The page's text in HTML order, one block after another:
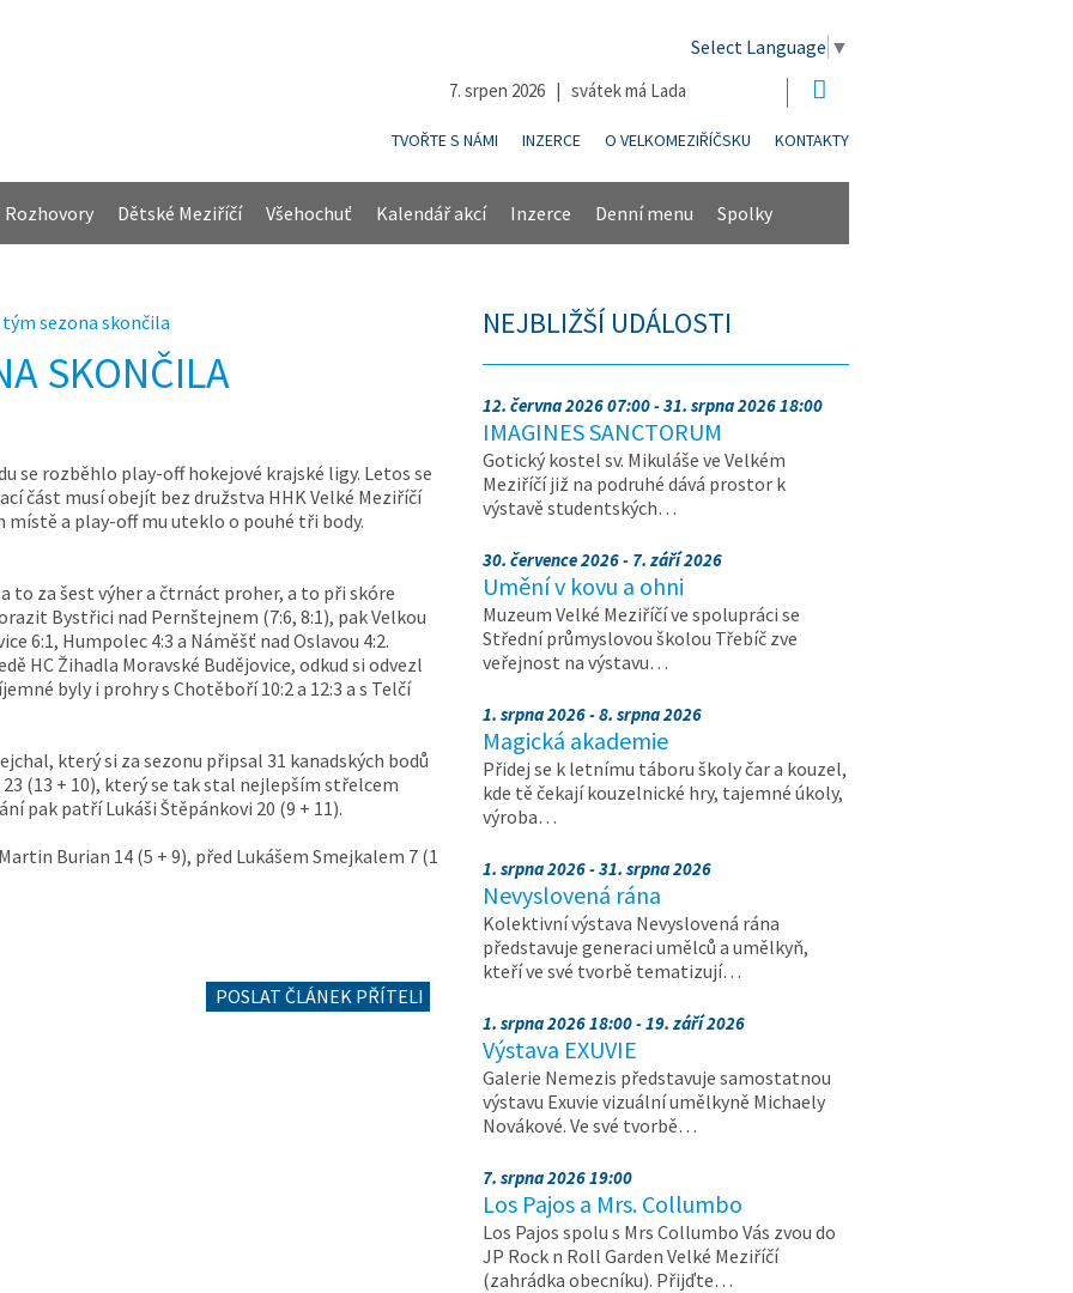
Select Language ▼
7. srpen 2026 | svátek má Lada
TVOŘTE S NÁMI INZERCE O VELKOMEZIŘÍČSKU KONTAKTY
Rozhovory Dětské Meziříčí Všehochuť Kalendář akcí Inzerce Denní menu Spolky
tým sezona skončila
SKONČILA
se rozběhlo play-off hokejové krajské ligy. Letos se
část musí obejít bez družstva HHK Velké Meziříčí
místě a play-off mu uteklo o pouhé tři body.
to za šest výher a čtrnáct proher, a to při skóre
Bystřici nad Pernštejnem (7:6, 8:1), pak Velkou
6:1, Humpolec 4:3 a Náměšť nad Oslavou 4:2.
HC Žihadla Moravské Budějovice, odkud si odvezl
byly i prohry s Chotěboří 10:2 a 12:3 a s Telčí
který si za sezonu připsal 31 kanadských bodů
(13 + 10), který se tak stal nejlepším střelcem
pak patří Lukáši Štěpánkovi 20 (9 + 11).
Burian 14 (5 + 9), před Lukášem Smejkalem 7 (1
POSLAT ČLÁNEK PŘÍTELI
NEJBLIŽŠÍ UDÁLOSTI
12. června 2026 07:00 - 31. srpna 2026 18:00
IMAGINES SANCTORUM
Gotický kostel sv. Mikuláše ve Velkém
Meziříčí již na podruhé dává prostor k
výstavě studentských…
30. července 2026 - 7. září 2026
Umění v kovu a ohni
Muzeum Velké Meziříčí ve spolupráci se
Střední průmyslovou školou Třebíč zve
veřejnost na výstavu…
1. srpna 2026 - 8. srpna 2026
Magická akademie
Přidej se k letnímu táboru školy čar a kouzel,
kde tě čekají kouzelnické hry, tajemné úkoly,
výroba…
1. srpna 2026 - 31. srpna 2026
Nevyslovená rána
Kolektivní výstava Nevyslovená rána
představuje generaci umělců a umělkyň,
kteří ve své tvorbě tematizují…
1. srpna 2026 18:00 - 19. září 2026
Výstava EXUVIE
Galerie Nemezis představuje samostatnou
výstavu Exuvie vizuální umělkyně Michaely
Novákové. Ve své tvorbě…
7. srpna 2026 19:00
Los Pajos a Mrs. Collumbo
Los Pajos spolu s Mrs Collumbo Vás zvou do
JP Rock n Roll Garden Velké Meziříčí
(zahrádka obecníku). Přijďte…